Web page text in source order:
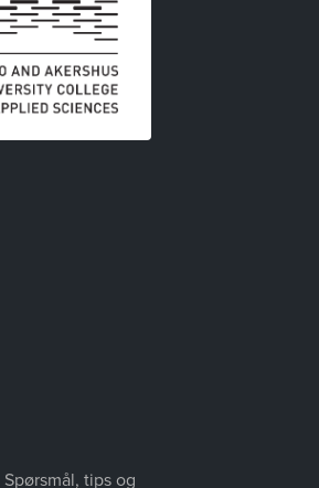
tips og